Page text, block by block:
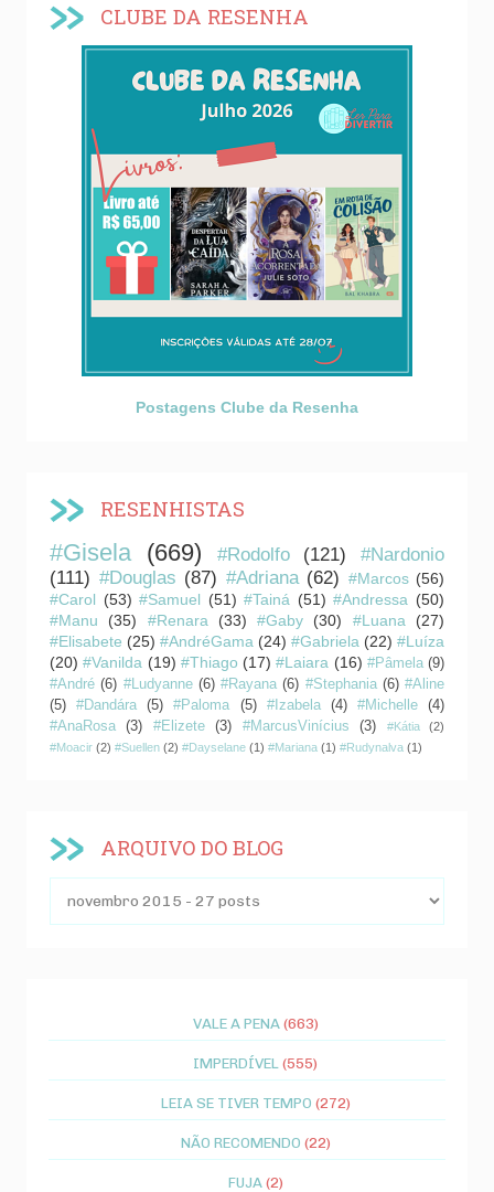
CLUBE DA RESENHA
Postagens Clube da Resenha
RESENHISTAS
#Gisela (669) #Rodolfo (121)
#Nardonio
(111) #Douglas (87) #Adriana (62) #Marcos (56)
#Carol (53) #Samuel (51) #Tainá (51) #Andressa (50)
#Manu
(35) #Renara (33) #Gaby (30) #Luana
(27)
#Elisabete (25) #AndréGama (24) #Gabriela (22) #Luíza
(20) #Vanilda (19) #Thiago (17) #Laiara (16) #Pâmela (9)
#André (6) #Ludyanne (6) #Rayana (6) #Stephania (6) #Aline
(5)
#Dandára (5) #Paloma (5) #Izabela (4) #Michelle
(4)
#AnaRosa
(3) #Elizete (3) #MarcusVinícius (3) #Kátia
(2)
#Moacir (2) #Suellen (2) #Dayselane (1) #Mariana (1) #Rudynalva (1)
ARQUIVO DO BLOG
VALE A PENA (663)
IMPERDÍVEL (555)
LEIA SE TIVER TEMPO (272)
NÃO RECOMENDO (22)
FUJA (2)